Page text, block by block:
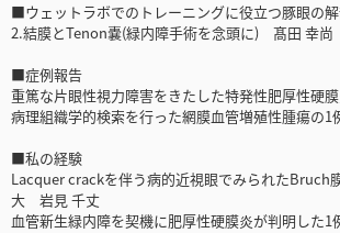
■ウェットラボでのトレーニングに役立つ豚眼の
2.結膜とTenon嚢(緑内障手術を念頭に) 髙田 幸尚
■症例報告
重篤な片眼性視力障害をきたした特発性肥厚性硬
病理組織学的検索を行った網膜血管増殖性腫瘍の
■私の経験
Lacquer crackを伴う病的近視眼でみられたBruch
大 岩見 千丈
血管新生緑内障を契機に肥厚性硬膜炎が判明した